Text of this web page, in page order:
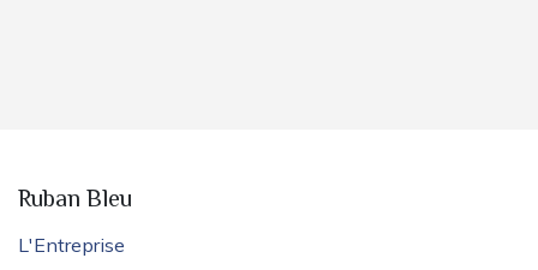
Ruban Bleu
L'Entreprise